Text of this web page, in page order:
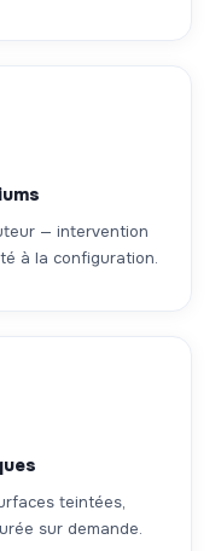
— intervention
à la configuration.
teintées,
sur demande.